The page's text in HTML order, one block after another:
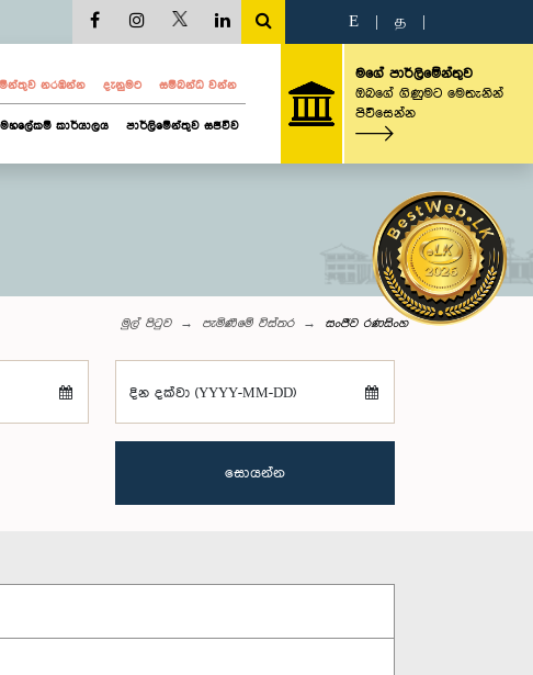
E த
නරඹන්න දැනුමට සම්බන්ධ වන්න
කාර්යාලය පාර්ලිමේන්තුව සජීවීව
මගේ පාර්ලිමේන්තුව
ඔබගේ ගිණුමට මෙතැනින්
පිවිසෙන්න
මුල් පිටුව පැමිණීමේ විස්තර සංජීව රණසිංහ
දින දක්වා (YYYY-MM-DD)
සොයන්න